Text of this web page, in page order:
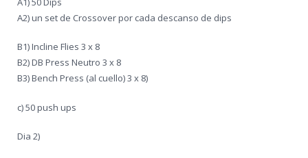
Somos lo que Comemos
A2) un set de Crossover por cada descanso de dips
B1) Incline Flies 3 x 8
B2) DB Press Neutro 3 x 8
B3) Bench Press (al cuello) 3 x 8)
c) 50 push ups
Dia 2)